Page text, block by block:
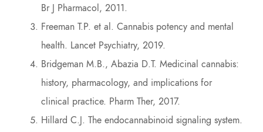
Br J Pharmacol, 2011.
Freeman T.P. et al. Cannabis potency and mental
health. Lancet Psychiatry, 2019.
Bridgeman M.B., Abazia D.T. Medicinal cannabis:
history, pharmacology, and implications for
clinical practice. Pharm Ther, 2017.
Hillard C.J. The endocannabinoid signaling system.